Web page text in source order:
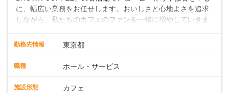
に、幅広い業務をお任せします。おいしさと心地よさを追求
しながら、私たちのカフェのファンを一緒に増やしていきま
クの作成お客様のご案内、レジ対応軽食メニューの調理店内
ート体制充実コーヒーの知識から接客マナーまで、先輩スタ
年齢層が活躍しており、チームワークも抜群です。基本マニ
勤務先情報 東京都
職種 ホール・サービス
施設形態 カフェ